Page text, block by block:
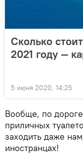
Сколько
2021 году —
5 июня 2020, 14:25
Вообще, по
приличных
заходить даже
иностранцах!